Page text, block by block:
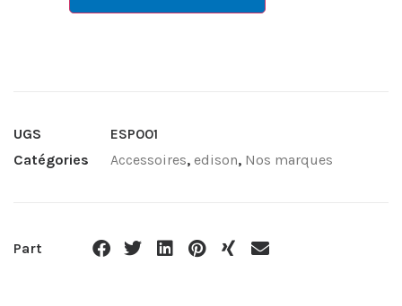
UGS
ESP001
Catégories
Accessoires, edison, Nos marques
Part